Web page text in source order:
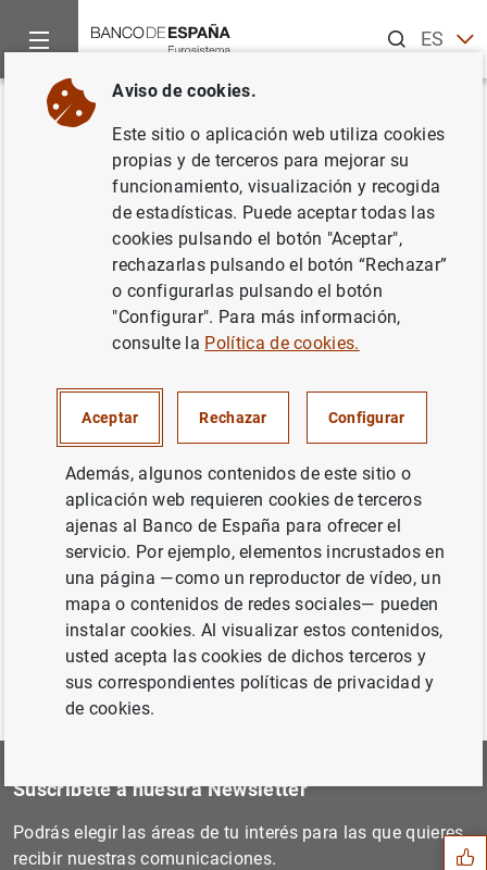
ESEN
Inicio Noticias y eventos
Volver
Producción de billetes de 100
Anterior
Desestacionalización de agr...
Siguiente
Decisiones de política mone...
Sugerencias
Suscríbete a nuestra Newsletter
Podrás elegir las áreas de tu interés para las que quieres
recibir nuestras comunicaciones.
Aviso de cookies.
Este sitio o aplicación web utiliza cookies
propias y de terceros para mejorar su
funcionamiento, visualización y recogida
de estadísticas. Puede aceptar todas las
cookies pulsando el botón "Aceptar",
rechazarlas pulsando el botón “Rechazar”
o configurarlas pulsando el botón
"Configurar". Para más información,
consulte la Política de cookies.
Aceptar Rechazar Configurar
Además, algunos contenidos de este sitio o
aplicación web requieren cookies de terceros
ajenas al Banco de España para ofrecer el
servicio. Por ejemplo, elementos incrustados en
una página —como un reproductor de vídeo, un
mapa o contenidos de redes sociales— pueden
instalar cookies. Al visualizar estos contenidos,
usted acepta las cookies de dichos terceros y
sus correspondientes políticas de privacidad y
de cookies.